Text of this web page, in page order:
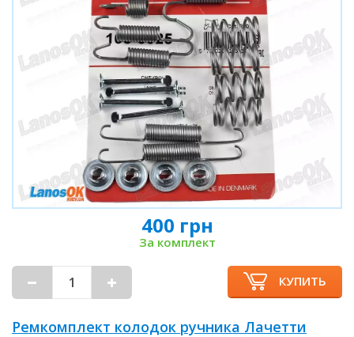
400 грн
За комплект
КУПИТЬ
Ремкомплект колодок ручника Лачетти